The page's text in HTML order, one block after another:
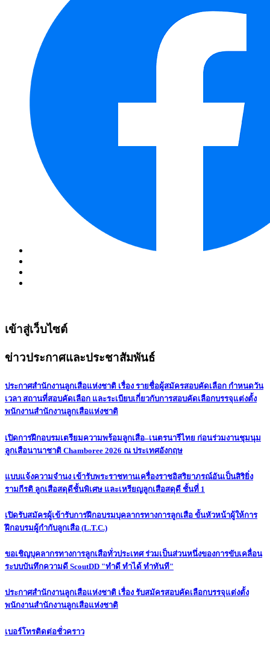
เข้าสู่เว็บไซต์
ข่าวประกาศและประชาสัมพันธ์
ประกาศสำนักงานลูกเสือแห่งชาติ เรื่อง รายชื่อผู้สมัครสอบคัดเลือก กำหนดวัน
เวลา สถานที่สอบคัดเลือก และระเบียบเกี่ยวกับการสอบคัดเลือกบรรจุแต่งตั้ง
พนักงานสำนักงานลูกเสือแห่งชาติ
เปิดการฝึกอบรมเตรียมความพร้อมลูกเสือ–เนตรนารีไทย ก่อนร่วมงานชุมนุม
ลูกเสือนานาชาติ Chamboree 2026 ณ ประเทศอังกฤษ
แบบแจ้งความจำนง เข้ารับพระราชทานเครื่องราชอิสริยาภรณ์อันเป็นสิริยิ่ง
รามกีรติ ลูกเสือสดุดีชั้นพิเศษ และเหรียญลูกเสือสดุดี ชั้นที่ 1
เปิดรับสมัครผู้เข้ารับการฝึกอบรมบุคลากรทางการลูกเสือ ขั้นหัวหน้าผู้ให้การ
ฝึกอบรมผู้กำกับลูกเสือ (L.T.C.)
ขอเชิญบุคลากรทางการลูกเสือทั่วประเทศ ร่วมเป็นส่วนหนึ่งของการขับเคลื่อน
ระบบบันทึกความดี ScoutDD "ทำดี ทำได้ ทำทันที"
ประกาศสำนักงานลูกเสือแห่งชาติ เรื่อง รับสมัครสอบคัดเลือกบรรจุแต่งตั้ง
พนักงานสำนักงานลูกเสือแห่งชาติ
เบอร์โทรติดต่อชั่วคราว